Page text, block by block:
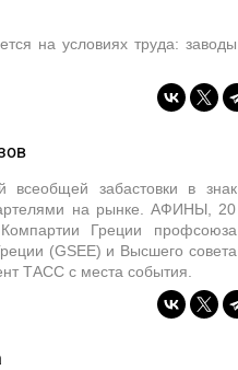
на условиях труда: заводы
всеобщей забастовки в знак
на рынке. АФИНЫ, 20
Греции профсоюза
(GSEE) и Высшего совета
ТАСС с места события.